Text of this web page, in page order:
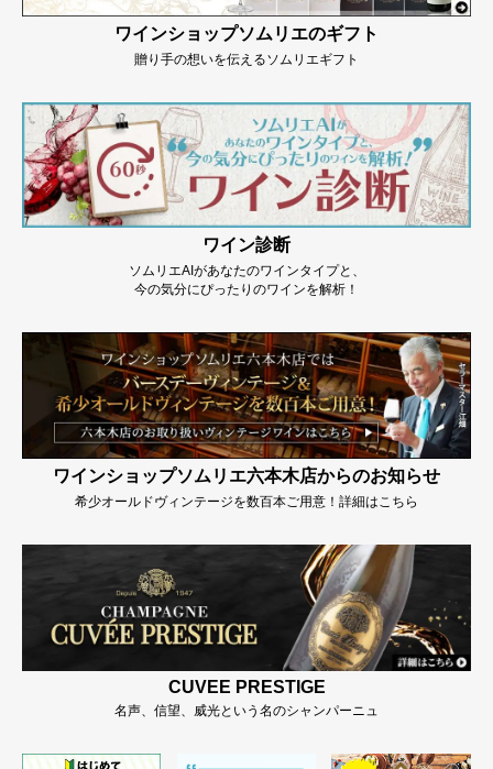
ワインショップソムリエのギフト
贈り手の想いを伝えるソムリエギフト
ワイン診断
ソムリエAIがあなたのワインタイプと、
今の気分にぴったりのワインを解析！
ワインショップソムリエ六本木店からのお知らせ
希少オールドヴィンテージを数百本ご用意！詳細はこちら
CUVEE PRESTIGE
名声、信望、威光という名のシャンパーニュ